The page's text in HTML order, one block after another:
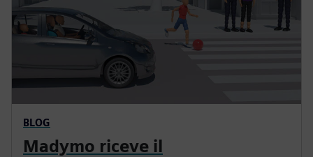
BLOG
Madymo riceve il